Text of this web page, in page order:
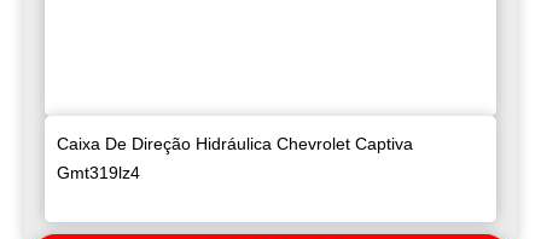
Caixa De Direção Hidráulica Chevrolet Captiva
Gmt319lz4